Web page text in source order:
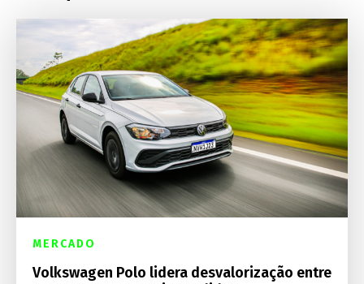
MERCADO
Volkswagen Polo lidera desvalorização entre